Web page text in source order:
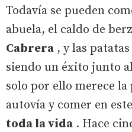
Todavía se pueden
abuela, el caldo de
Cabrera , y las
siendo un éxito junto
solo por ello merece la
autovía y comer en
toda la vida . Hace